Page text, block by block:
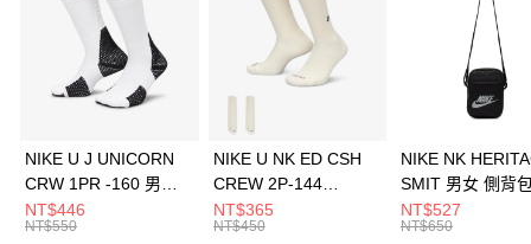
3 期 0 利率 每期 21家銀行
合作金庫商業銀行
第一商業銀行
華南商業銀行
彰化商業銀行
上海商業儲蓄銀行
元大商業銀行
Apple Pay
全盈+PAY
AFTEE先享後付
NIKE U J UNICORN
CRW 1PR -160 男女
中統襪 FZ3393100
NT$446
NT$550
NIKE U NK ED CSH
CREW 2P-144
EMBRDY 男女 短統襪
FZ3073133
NT$365
NT$450
NIKE NK
SMIT 男女 側背
BA5871010
NT$527
NT$650